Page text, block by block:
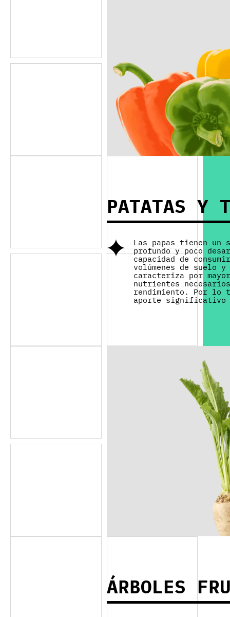
PATATAS Y
Las papas tienen un
profundo y poco
capacidad de
volúmenes de suelo
caracteriza por
nutrientes
rendimiento. Por lo
aporte significativo
ÁRBOLES